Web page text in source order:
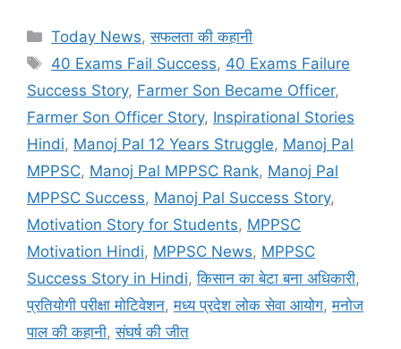
Categories
Today News,सफलता की कहानी
Tags
40 Exams Fail Success, 40 Exams Failure
Success Story, Farmer Son Became Officer,
Farmer Son Officer Story, Inspirational Stories
Hindi, Manoj Pal 12 Years Struggle, Manoj Pal
MPPSC, Manoj Pal MPPSC Rank, Manoj Pal
MPPSC Success, Manoj Pal Success Story,
Motivation Story for Students, MPPSC
Motivation Hindi, MPPSC News, MPPSC
Success Story in Hindi,किसान का बेटा बना अधिकारी,
प्रतियोगी परीक्षा मोटिवेशन,मध्य प्रदेश लोक सेवा आयोग,मनोज
पाल की कहानी,संघर्ष की जीत